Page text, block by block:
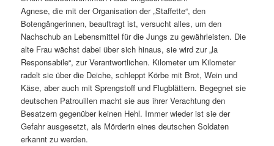
Agnese, die mit der Organisation der „Staffette“, den
Botengängerinnen, beauftragt ist, versucht alles, um den
Nachschub an Lebensmittel für die Jungs zu gewährleisten. Die
alte Frau wächst dabei über sich hinaus, sie wird zur „la
Responsabile“, zur Verantwortlichen. Kilometer um Kilometer
radelt sie über die Deiche, schleppt Körbe mit Brot, Wein und
Käse, aber auch mit Sprengstoff und Flugblättern. Begegnet sie
deutschen Patrouillen macht sie aus ihrer Verachtung den
Besatzern gegenüber keinen Hehl. Immer wieder ist sie der
Gefahr ausgesetzt, als Mörderin eines deutschen Soldaten
erkannt zu werden.